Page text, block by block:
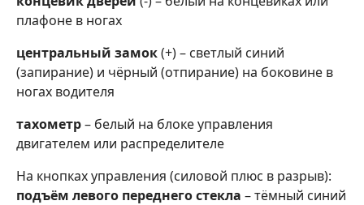
плафоне в ногах
центральный замок(+) – светлый синий
(запирание) и чёрный (отпирание) на боковине в
ногах водителя
тахометр– белый на блоке управления
двигателем или распределителе
На кнопках управления (силовой плюс в разрыв):
подъём левого переднего стекла – тёмный синий